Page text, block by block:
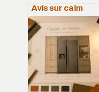
Avis sur calm
comme à la
maison la
chapelle-aux-
filtzméens : ce
qu’il faut vraiment
savoir